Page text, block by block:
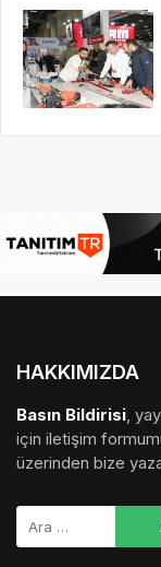
HAKKIMIZDA
Basın Bildirisi,
için iletişim
üzerinden bize